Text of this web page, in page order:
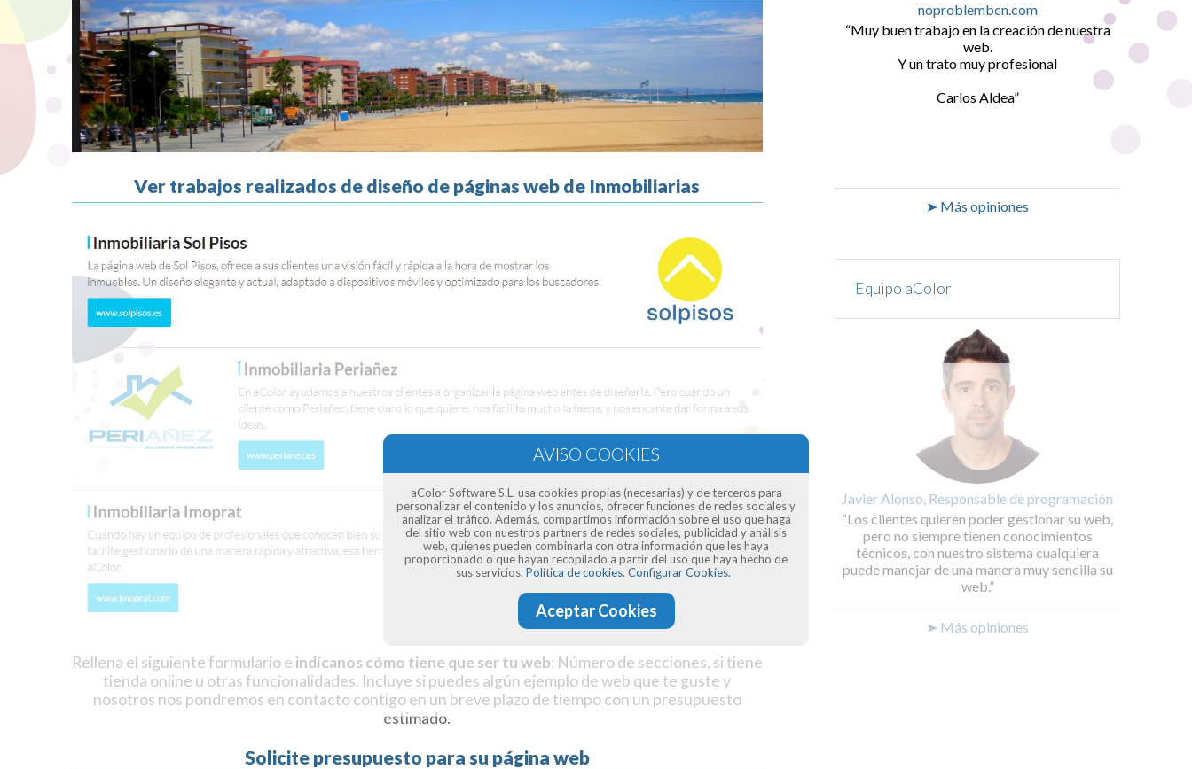
Ver trabajos realizados de diseño de páginas web de Inmobiliarias
Rellena el siguiente formulario e indícanos cómo tiene que ser tu web: Número de secciones, si tiene
tienda online u otras funcionalidades. Incluye si puedes algún ejemplo de web que te guste y
nosotros nos pondremos en contacto contigo en un breve plazo de tiempo con un presupuesto
estimado.
Solicite presupuesto para su página web
noproblembcn.com
Muy buen trabajo en la creación de nuestra
web.
Y un trato muy profesional
Carlos Aldea
➤ Más opiniones
Equipo aColor
Javier Alonso, Responsable de programación
Los clientes quieren poder gestionar su web,
pero no siempre tienen conocimientos
técnicos, con nuestro sistema cualquiera
puede manejar de una manera muy sencilla su
web.
➤ Más opiniones
aColor Software S.L. usa cookies propias (necesarias) y de terceros para
personalizar el contenido y los anuncios, ofrecer funciones de redes sociales y
analizar el tráfico. Además, compartimos información sobre el uso que haga
del sitio web con nuestros partners de redes sociales, publicidad y análisis
web, quienes pueden combinarla con otra información que les haya
proporcionado o que hayan recopilado a partir del uso que haya hecho de
sus servicios. Política de cookies. Configurar Cookies.
Aceptar Cookies